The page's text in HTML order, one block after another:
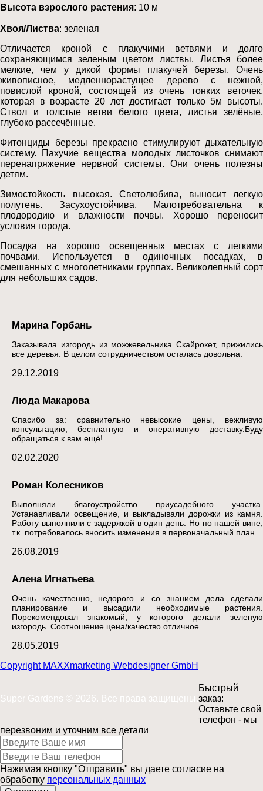
Высота взрослого растения: 10 м
Хвоя/Листва: зеленая
Отличается кроной с плакучими ветвями и долго
сохраняющимся зеленым цветом листвы. Листья более
мелкие, чем у дикой формы плакучей березы. Очень
живописное, медленнорастущее дерево с нежной,
повислой кроной, состоящей из очень тонких веточек,
которая в возрасте 20 лет достигает только 5м высоты.
Ствол и толстые ветви белого цвета, листья зелёные,
глубоко рассечённые.
Фитонциды березы прекрасно стимулируют дыхательную
систему. Пахучие вещества молодых листочков снимают
перенапряжение нервной системы. Они очень полезны
детям.
Зимостойкость высокая. Светолюбива, выносит легкую
полутень. Засухоустойчива. Малотребовательна к
плодородию и влажности почвы. Хорошо переносит
условия города.
Посадка на хорошо освещенных местах с легкими
почвами. Используется в одиночных посадках, в
смешанных с многолетниками группах. Великолепный сорт
для небольших садов.
Марина Горбань
Заказывала изгородь из можжевельника Скайрокет, прижились
все деревья. В целом сотрудничеством осталась довольна.
29.12.2019
Люда Макарова
Спасибо за: сравнительно невысокие цены, вежливую
консультацию, бесплатную и оперативную доставку.Буду
обращаться к вам ещё!
02.02.2020
Роман Колесников
Выполняли благоустройство приусадебного участка.
Устанавливали освещение, и выкладывали дорожки из камня.
Работу выполнили с задержкой в один день. Но по нашей вине,
т.к. потребовалось вносить изменения в первоначальный план.
26.08.2019
Алена Игнатьева
Очень качественно, недорого и со знанием дела сделали
планирование и высадили необходимые растения.
Порекомендовал знакомый, у которого делали зеленую
изгородь. Соотношение цена/качество отличное.
28.05.2019
Copyright MAXXmarketing Webdesigner GmbH
Super Gardens © 2026. Все права защищены.
Быстрый
заказ:
Оставьте свой
телефон - мы
перезвоним и уточним все детали
Нажимая кнопку "Отправить" вы даете согласие на
обработку персональных данных